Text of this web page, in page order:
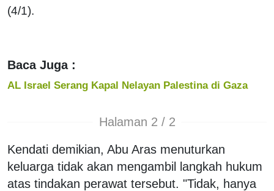
(4/1).
Baca Juga :
AL Israel Serang Kapal Nelayan Palestina di Gaza
Halaman 2 / 2
Kendati demikian, Abu Aras menuturkan
keluarga tidak akan mengambil langkah hukum
atas tindakan perawat tersebut. "Tidak, hanya